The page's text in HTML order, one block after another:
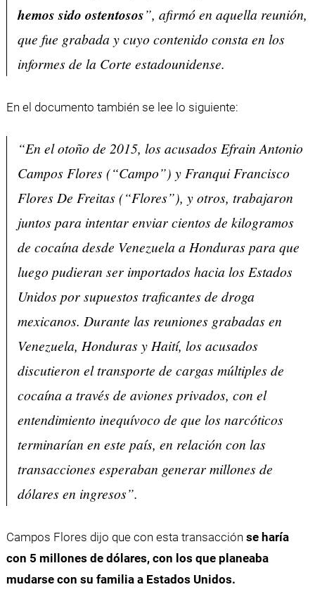
hemos sido ostentosos”, afirmó en aquella reunión,
que fue grabada y cuyo contenido consta en los
informes de la Corte estadounidense.
En el documento también se lee lo siguiente:
“En el otoño de 2015, los acusados Efrain Antonio
Campos Flores (“Campo”) y Franqui Francisco
Flores De Freitas (“Flores”), y otros, trabajaron
juntos para intentar enviar cientos de kilogramos
de cocaína desde Venezuela a Honduras para que
luego pudieran ser importados hacia los Estados
Unidos por supuestos traficantes de droga
mexicanos. Durante las reuniones grabadas en
Venezuela, Honduras y Haití, los acusados
discutieron el transporte de cargas múltiples de
cocaína a través de aviones privados, con el
entendimiento inequívoco de que los narcóticos
terminarían en este país, en relación con las
transacciones esperaban generar millones de
dólares en ingresos”.
Campos Flores dijo que con esta transacción se haría
con 5 millones de dólares, con los que planeaba
mudarse con su familia a Estados Unidos.